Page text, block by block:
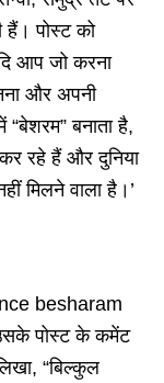
हैं। पोस्ट को
आप जो करना
और अपनी
बनाता है,
रहे हैं और दुनिया
मिलने वाला है।’
besharam
पोस्ट के कमेंट
“बिल्कुल